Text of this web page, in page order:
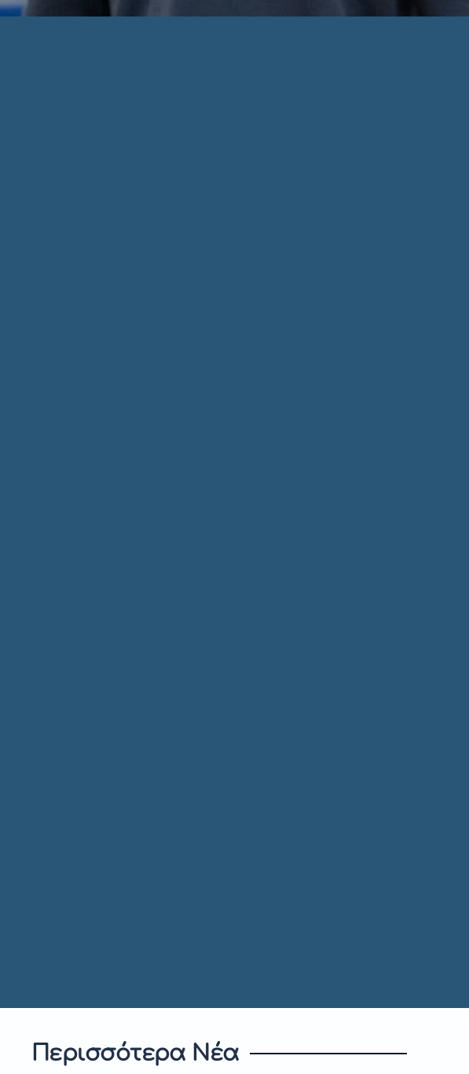
Περισσότερα Νέα